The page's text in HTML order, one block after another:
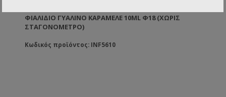
ΦΙΆΛΙΔΙΟ ΓΥΆΛΙΝΟ ΚΑΡΑΜΕΛΈ 10ML Φ18 (ΧΩΡΊΣ
ΣΤΑΓΟΝΌΜΕΤΡΟ)
Κωδικός προϊόντος: INF5610